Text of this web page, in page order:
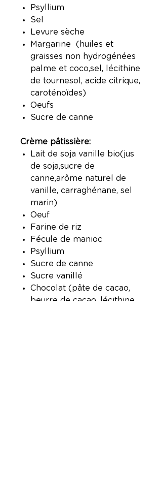
Psyllium
Sel
Levure sèche
Margarine (huiles et
graisses non hydrogénées
palme et coco,sel, lécithine
de tournesol, acide citrique,
caroténoïdes)
Oeufs
Sucre de canne
Crème pâtissière:
Lait de soja vanille bio(jus
de soja,sucre de
canne,arôme naturel de
vanille, carraghénane, sel
marin)
Oeuf
Farine de riz
Fécule de manioc
Psyllium
Sucre de canne
Sucre vanillé
Chocolat (pâte de cacao,
beurre de cacao, lécithine